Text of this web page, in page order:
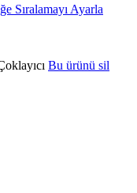
Sıralamayı Ayarla
Bu ürünü sil